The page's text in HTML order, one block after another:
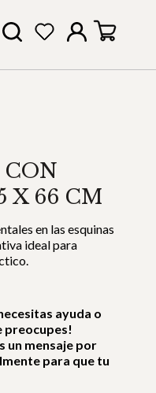
X 66 CM
en las esquinas
ideal para
ayuda o
preocupes!
un mensaje por
para que tu